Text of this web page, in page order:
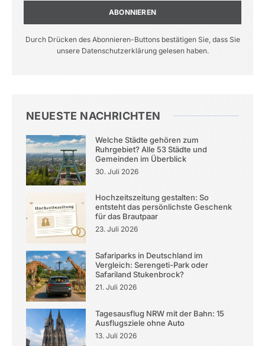
ABONNIEREN
Durch Drücken des Abonnieren-Buttons bestätigen Sie, dass Sie
unsere Datenschutzerklärung gelesen haben.
NEUESTE NACHRICHTEN
Welche Städte gehören zum
Ruhrgebiet? Alle 53 Städte und
Gemeinden im Überblick
30. Juli 2026
Hochzeitszeitung gestalten: So
entsteht das persönlichste Geschenk
für das Brautpaar
23. Juli 2026
Safariparks in Deutschland im
Vergleich: Serengeti-Park oder
Safariland Stukenbrock?
21. Juli 2026
Tagesausflug NRW mit der Bahn: 15
Ausflugsziele ohne Auto
13. Juli 2026